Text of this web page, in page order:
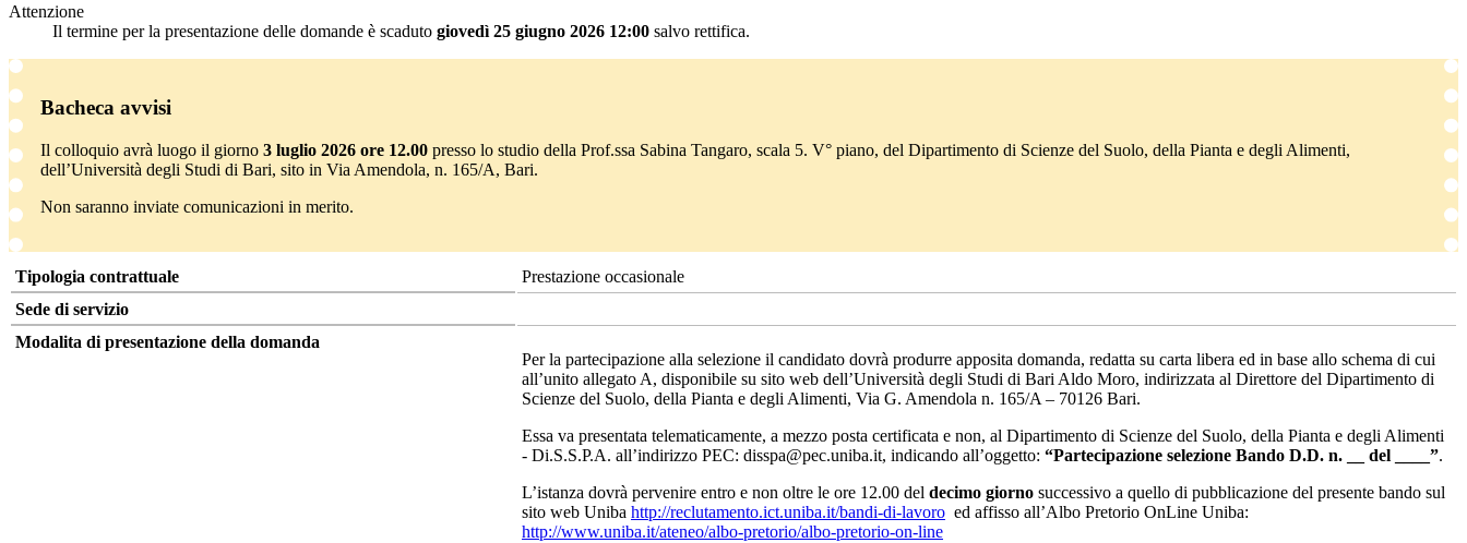
Attenzione
Il termine per la presentazione delle domande è scaduto giovedì 25 giugno 2026 12:00 salvo rettifica.
Bacheca avvisi
Il colloquio avrà luogo il giorno3 luglio 2026 ore 12.00 presso lo studio della Prof.ssa Sabina Tangaro, scala 5. V° piano, del Dipartimento di Scienze del Suolo, della Pianta e degli Alimenti,
dell’Università degli Studi di Bari, sito in Via Amendola, n. 165/A, Bari.
Non saranno inviate comunicazioni in merito.
Tipologia contrattuale
Prestazione occasionale
Sede di servizio
Modalita di presentazione della domanda
Per la partecipazione alla selezione il candidato dovrà produrre apposita domanda, redatta su carta libera ed in base allo schema di cui
all’unito allegato A, disponibile su sito web dell’Università degli Studi di Bari Aldo Moro, indirizzata al Direttore del Dipartimento di
Scienze del Suolo, della Pianta e degli Alimenti, Via G. Amendola n. 165/A – 70126 Bari.
Essa va presentata telematicamente, a mezzo posta certificata e non, al Dipartimento di Scienze del Suolo, della Pianta e degli Alimenti
- Di.S.S.P.A. all’indirizzo PEC: disspa@pec.uniba.it, indicando all’oggetto: “Partecipazione selezione Bando D.D. n. __ del ____”.
L’istanza dovrà pervenire entro e non oltre le ore 12.00 del decimo giorno successivo a quello di pubblicazione del presente bando sul
sito web Uniba http://reclutamento.ict.uniba.it/bandi-di-lavoro ed affisso all’Albo Pretorio OnLine Uniba:
http://www.uniba.it/ateneo/albo-pretorio/albo-pretorio-on-line